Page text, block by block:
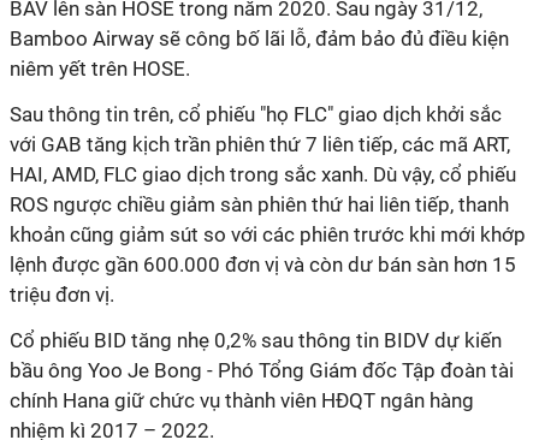
BAV lên sàn HOSE trong năm 2020. Sau ngày 31/12,
Bamboo Airway sẽ công bố lãi lỗ, đảm bảo đủ điều kiện
niêm yết trên HOSE.
Sau thông tin trên, cổ phiếu "họ FLC" giao dịch khởi sắc
với GAB tăng kịch trần phiên thứ 7 liên tiếp, các mã ART,
HAI, AMD, FLC giao dịch trong sắc xanh. Dù vậy, cổ phiếu
ROS ngược chiều giảm sàn phiên thứ hai liên tiếp, thanh
khoản cũng giảm sút so với các phiên trước khi mới khớp
lệnh được gần 600.000 đơn vị và còn dư bán sàn hơn 15
triệu đơn vị.
Cổ phiếu BID tăng nhẹ 0,2% sau thông tin BIDV dự kiến
bầu ông Yoo Je Bong - Phó Tổng Giám đốc Tập đoàn tài
chính Hana giữ chức vụ thành viên HĐQT ngân hàng
nhiệm kì 2017 – 2022.